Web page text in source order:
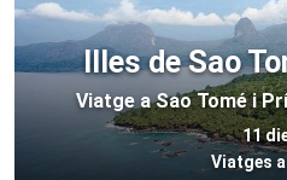
Illes de Sao
Viatge a Sao Tomé i
11
Viatges